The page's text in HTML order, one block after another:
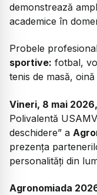
demonstrează
academice în
Probele
sportive: fotbal,
tenis de masă,
Vineri, 8 mai
Polivalentă
deschidere” a
prezența
personalități din
Agronomiada